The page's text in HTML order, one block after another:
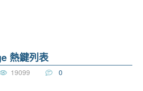
熱鍵列表
19099
0